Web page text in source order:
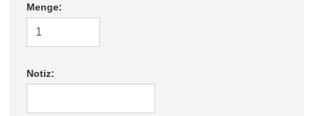
Menge:
Notiz: